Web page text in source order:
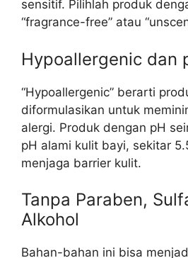
sensitif. Pilihlah produk
“fragrance-free” atau
Hypoallergenic dan
“Hypoallergenic” berarti
diformulasikan untuk
alergi. Produk dengan pH
pH alami kulit bayi, sekitar
menjaga barrier kulit.
Tanpa Paraben,
Alkohol
Bahan-bahan ini bisa